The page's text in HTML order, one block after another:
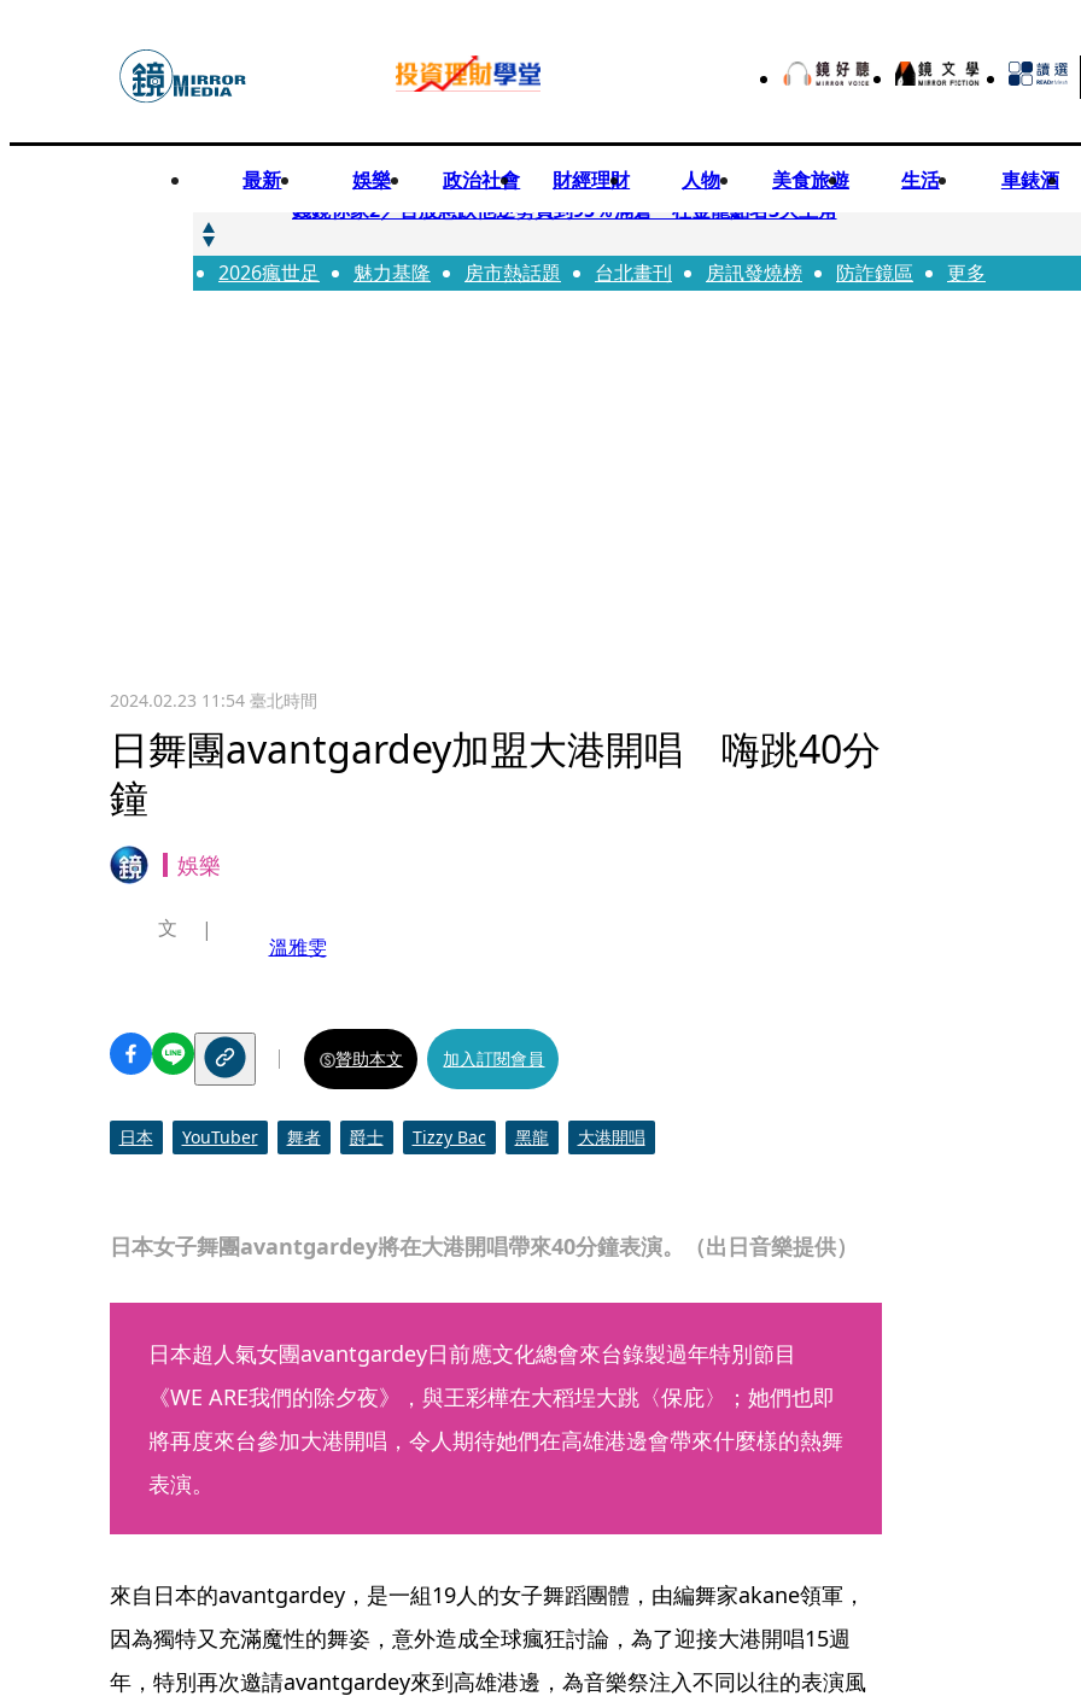
最新 娛樂 政治社會 財經理財 人物 美食旅遊 生活 車錶酒
快訊
錢鏡你家2／台股急跌他逆勢買到95％滿倉 杜金龍點名3大主角
快訊
八月寵物月 寵物食品大廠偕獸醫師提醒飼主四大照護誤區
2026瘋世足 魅力基隆 房市熱話題 台北畫刊 房訊發燒榜 防詐鏡區 更多
2024.02.23 11:54臺北時間
日舞團avantgardey加盟大港開唱 嗨跳40分
鐘
娛樂
日本女子舞團avantgardey將在大港開唱帶來40分鐘表演。（出日音樂提供）
文
溫雅雯
贊助本文 加入訂閱會員
日本 YouTuber 舞者 爵士 Tizzy Bac 黑龍 大港開唱
日本超人氣女團avantgardey日前應文化總會來台錄製過年特別節目
《WE ARE我們的除夕夜》，與王彩樺在大稻埕大跳〈保庇〉；她們也即
將再度來台參加大港開唱，令人期待她們在高雄港邊會帶來什麼樣的熱舞
表演。
來自日本的avantgardey，是一組19人的女子舞蹈團體，由編舞家akane領軍，
因為獨特又充滿魔性的舞姿，意外造成全球瘋狂討論，為了迎接大港開唱15週
年，特別再次邀請avantgardey來到高雄港邊，為音樂祭注入不同以往的表演風